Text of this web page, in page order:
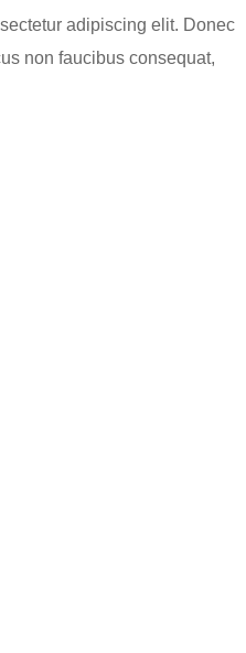
adipiscing elit. Donec
non faucibus consequat,